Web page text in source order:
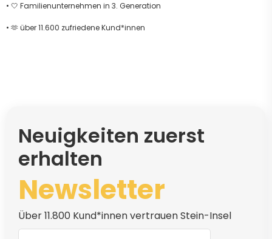
• 🤍 Familienunternehmen in 3. Generation
• 🫶 über 11.600 zufriedene Kund*innen
Neuigkeiten zuerst
erhalten
Newsletter
Über 11.800 Kund*innen vertrauen Stein-Insel